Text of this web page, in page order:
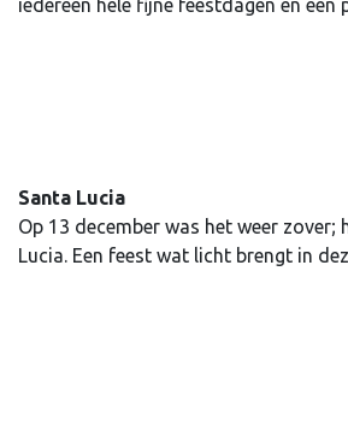
iedereen hele fijne feestdagen en een
Santa Lucia
Op 13 december was het weer zover;
Lucia. Een feest wat licht brengt in